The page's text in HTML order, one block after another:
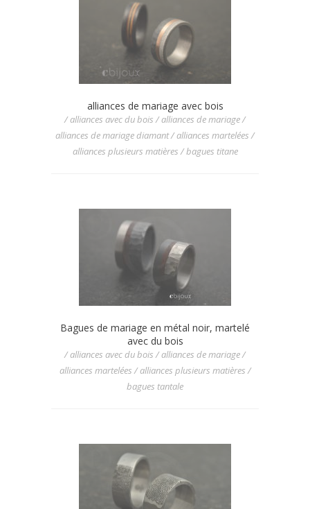
alliances de mariage avec bois
/ alliances avec du bois / alliances de mariage /
alliances de mariage diamant / alliances martelées /
alliances plusieurs matières / bagues titane
Bagues de mariage en métal noir, martelé
avec du bois
/ alliances avec du bois / alliances de mariage /
alliances martelées / alliances plusieurs matières /
bagues tantale